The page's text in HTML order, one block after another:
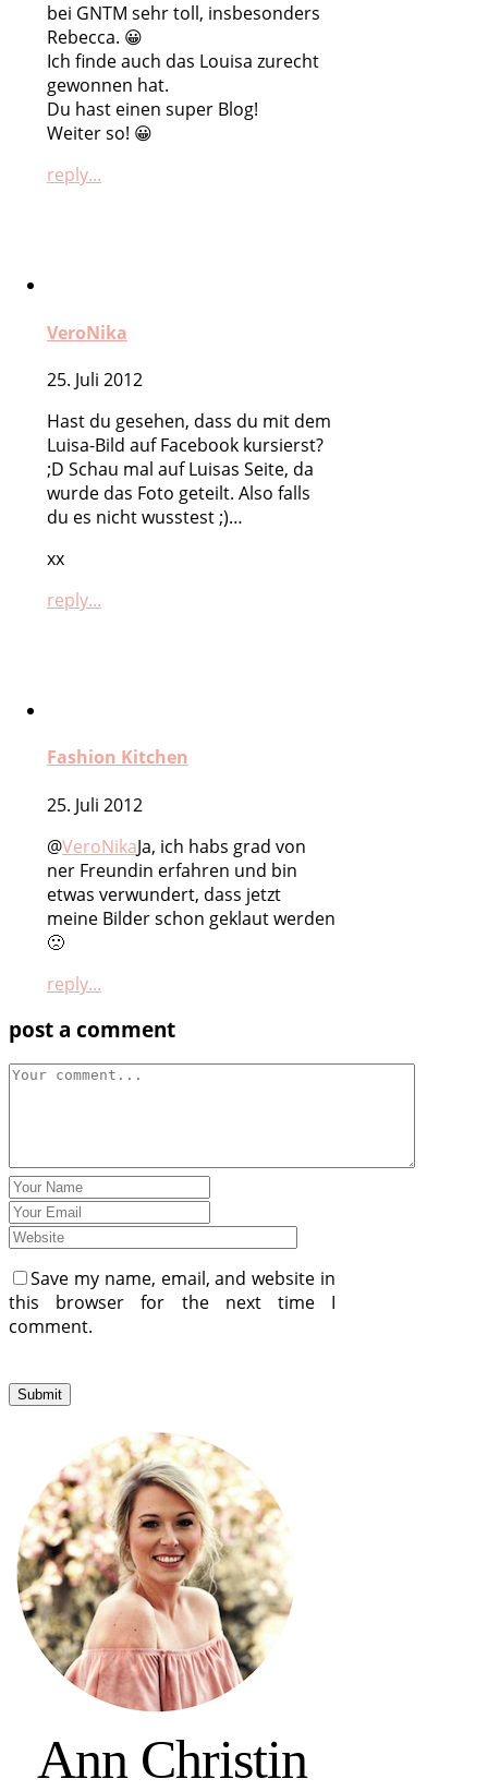
bei GNTM sehr toll, insbesonders
Rebecca. 😀
Ich finde auch das Louisa zurecht
gewonnen hat.
Du hast einen super Blog!
Weiter so! 😀
reply...
VeroNika
25. Juli 2012
Hast du gesehen, dass du mit dem
Luisa-Bild auf Facebook kursierst?
;D Schau mal auf Luisas Seite, da
wurde das Foto geteilt. Also falls
du es nicht wusstest ;)…
xx
reply...
Fashion Kitchen
25. Juli 2012
@VeroNikaJa, ich habs grad von
ner Freundin erfahren und bin
etwas verwundert, dass jetzt
meine Bilder schon geklaut werden
🙁
reply...
post a comment
Save my name, email, and website in
this browser for the next time I
comment.
Ann Christin